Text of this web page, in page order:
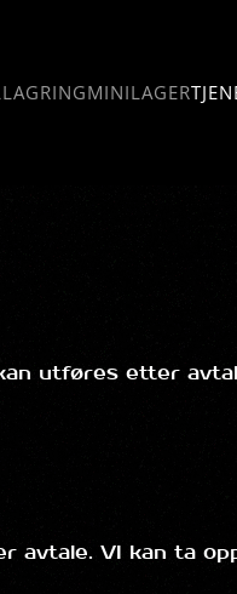
MINILAGER
utføres etter
avtale. VI kan ta